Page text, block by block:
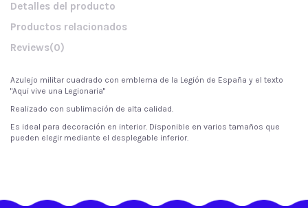
Detalles del producto
Productos relacionados
Reviews(0)
Azulejo militar cuadrado con emblema de la Legión de España y el texto
"Aqui vive una Legionaria"
Realizado con sublimación de alta calidad.
Es ideal para decoración en interior. Disponible en varios tamaños que
pueden elegir mediante el desplegable inferior.